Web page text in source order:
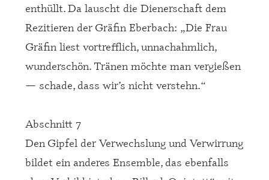
enthüllt. Da lauscht die Dienerschaft dem
Rezitieren der Gräfin Eberbach: „Die Frau
Gräfin liest vortrefflich, unnachahmlich,
wunderschön. Tränen möchte man vergießen
— schade, dass wir’s nicht verstehn.“
Abschnitt 7
Den Gipfel der Verwechslung und Verwirrung
bildet ein anderes Ensemble, das ebenfalls